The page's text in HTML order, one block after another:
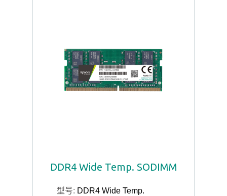
DDR4 Wide Temp. SODIMM
型号: DDR4 Wide Temp.